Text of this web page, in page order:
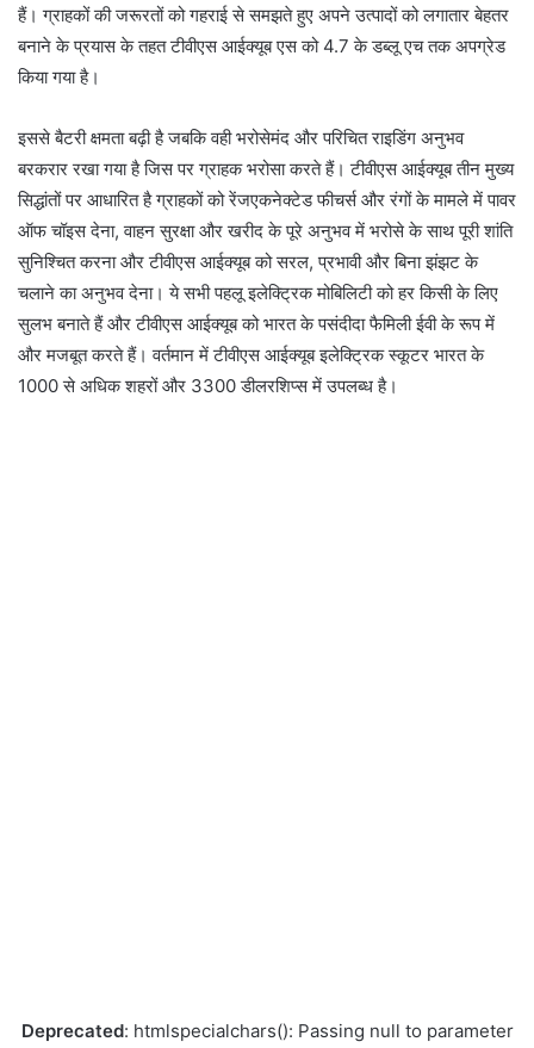
हैं। ग्राहकों की जरूरतों को गहराई से समझते हुए अपने उत्पादों को लगातार बेहतर
बनाने के प्रयास के तहत टीवीएस आईक्यूब एस को 4.7 के डब्लू एच तक अपग्रेड
किया गया है।
इससे बैटरी क्षमता बढ़ी है जबकि वही भरोसेमंद और परिचित राइडिंग अनुभव
बरकरार रखा गया है जिस पर ग्राहक भरोसा करते हैं। टीवीएस आईक्यूब तीन मुख्य
सिद्धांतों पर आधारित है ग्राहकों को रेंजएकनेक्टेड फीचर्स और रंगों के मामले में पावर
ऑफ चॉइस देना, वाहन सुरक्षा और खरीद के पूरे अनुभव में भरोसे के साथ पूरी शांति
सुनिश्चित करना और टीवीएस आईक्यूब को सरल, प्रभावी और बिना झंझट के
चलाने का अनुभव देना। ये सभी पहलू इलेक्ट्रिक मोबिलिटी को हर किसी के लिए
सुलभ बनाते हैं और टीवीएस आईक्यूब को भारत के पसंदीदा फैमिली ईवी के रूप में
और मजबूत करते हैं। वर्तमान में टीवीएस आईक्यूब इलेक्ट्रिक स्कूटर भारत के
1000 से अधिक शहरों और 3300 डीलरशिप्स में उपलब्ध है।
Deprecated: htmlspecialchars(): Passing null to parameter